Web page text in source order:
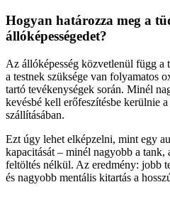
Hogyan határozza meg a
állóképességedet?
Az állóképesség közvetlenül függ a
a testnek szüksége van folyamatos
tartó tevékenységek során. Minél
kevésbé kell erőfeszítésbe kerülnie
szállításában.
Ezt úgy lehet elképzelni, mint egy
kapacitását – minél nagyobb a tank,
feltöltés nélkül. Az eredmény: jobb
és nagyobb mentális kitartás a